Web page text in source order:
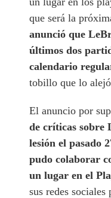
que será la
anunció que
últimos dos
calendario
tobillo que lo
El anuncio por
de críticas sobre
lesión el pasado
pudo colaborar
un lugar en el
sus redes sociales